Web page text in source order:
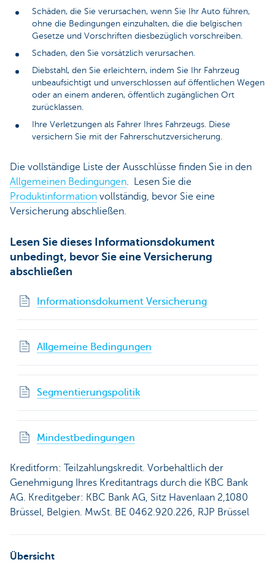
Schäden, die Sie verursachen, wenn Sie Ihr Auto führen,
ohne die Bedingungen einzuhalten, die die belgischen
Gesetze und Vorschriften diesbezüglich vorschreiben.
Schaden, den Sie vorsätzlich verursachen.
Diebstahl, den Sie erleichtern, indem Sie Ihr Fahrzeug
unbeaufsichtigt und unverschlossen auf öffentlichen Wegen
oder an einem anderen, öffentlich zugänglichen Ort
zurücklassen.
Ihre Verletzungen als Fahrer Ihres Fahrzeugs. Diese
versichern Sie mit der Fahrerschutzversicherung.
Die vollständige Liste der Ausschlüsse finden Sie in den
Allgemeinen Bedingungen. Lesen Sie die
Produktinformation vollständig, bevor Sie eine
Versicherung abschließen.
Lesen Sie dieses Informationsdokument
unbedingt, bevor Sie eine Versicherung
abschließen
Informationsdokument Versicherung
Allgemeine Bedingungen
Segmentierungspolitik
Mindestbedingungen
Kreditform: Teilzahlungskredit. Vorbehaltlich der
Genehmigung Ihres Kreditantrags durch die KBC Bank
AG. Kreditgeber: KBC Bank AG, Sitz Havenlaan 2,1080
Brüssel, Belgien. MwSt. BE 0462.920.226, RJP Brüssel
Übersicht